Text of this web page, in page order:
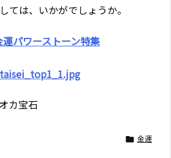
ては、いかがでしょうか。
パワーストーン特集
カ宝石
 金運